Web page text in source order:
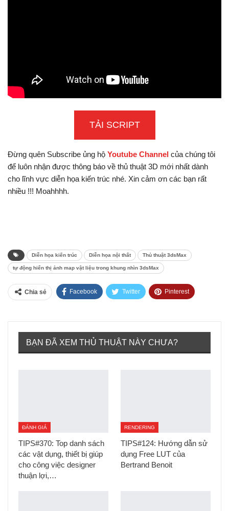
TẢI SCRIPT
Đừng quên Subscribe ủng hộ Youtube Channel của chúng tôi
để luôn nhận được thông báo về thủ thuật 3D mới nhất dành
cho lĩnh vực diễn họa kiến trúc nhé. Xin cảm ơn các bạn rất
nhiều !!! Moahhhh.
Diễn họa kiến trúc Diễn họa nội thất Thủ thuật 3dsMax
tự động hiển thị ảnh map vật liệu trong khung nhìn 3dsMax
Chia sẻ Facebook Twitter Pinterest
BẠN ĐÃ XEM THỦ THUẬT NÀY CHƯA?
ĐÁNH GIÁ
TIPS#370: Top danh sách
các vật dụng, thiết bị giúp
cho công việc designer
thuận lợi,…
RENDERING
TIPS#124: Hướng dẫn sử
dụng Free LUT của
Bertrand Benoit